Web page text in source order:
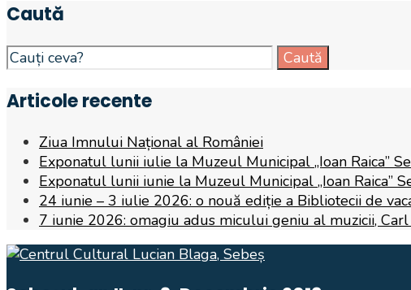
Caută
Search
for:
Caută
Articole recente
Ziua Imnului Național al României
Exponatul lunii iulie la Muzeul Municipal „Ioan Raica”
Exponatul lunii iunie la Muzeul Municipal „Ioan Raica”
24 iunie – 3 iulie 2026: o nouă ediție a Bibliotecii de
7 iunie 2026: omagiu adus micului geniu al muzicii,